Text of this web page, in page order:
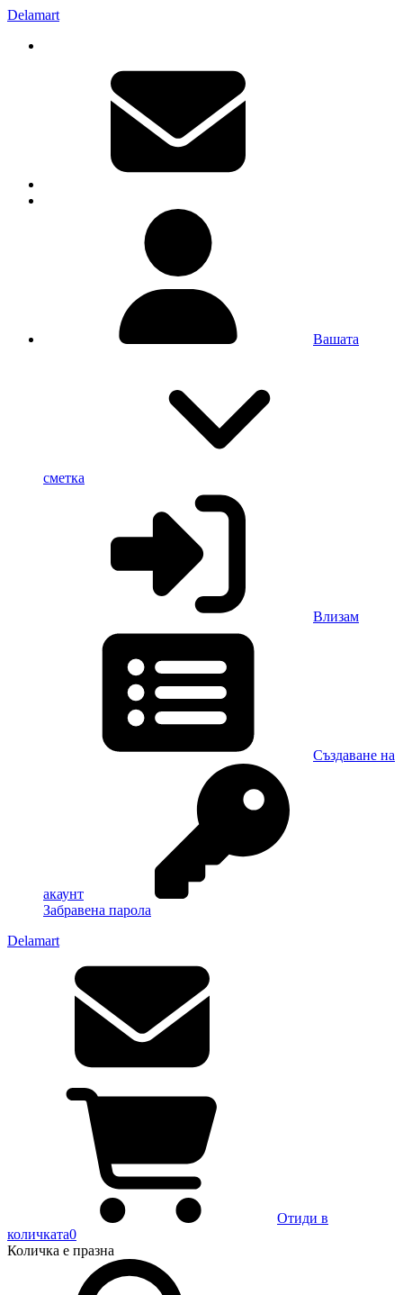
Delamart
Вашата
сметка
Влизам
Създаване на
акаунт
Забравена парола
Delamart
Отиди в
количката0
Количка е празна